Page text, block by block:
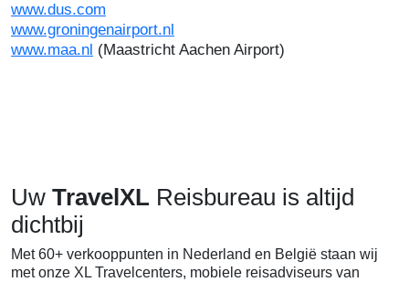
www.dus.com
www.groningenairport.nl
www.maa.nl (Maastricht Aachen Airport)
Uw TravelXL Reisbureau is altijd
dichtbij
Met 60+ verkooppunten in Nederland en België staan wij
met onze XL Travelcenters, mobiele reisadviseurs van